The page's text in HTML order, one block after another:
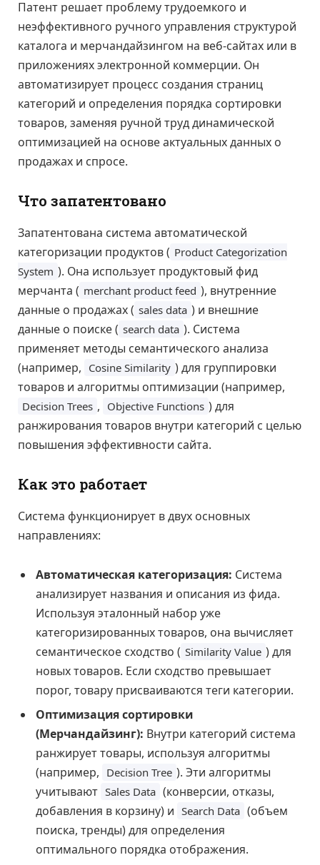
Патент решает проблему трудоемкого и
неэффективного ручного управления структурой
каталога и мерчандайзингом на веб-сайтах или в
приложениях электронной коммерции. Он
автоматизирует процесс создания страниц
категорий и определения порядка сортировки
товаров, заменяя ручной труд динамической
оптимизацией на основе актуальных данных о
продажах и спросе.
Что запатентовано
Запатентована система автоматической
категоризации продуктов ( Product Categorization
System ). Она использует продуктовый фид
мерчанта ( merchant product feed ), внутренние
данные о продажах ( sales data ) и внешние
данные о поиске ( search data ). Система
применяет методы семантического анализа
(например, Cosine Similarity ) для группировки
товаров и алгоритмы оптимизации (например,
Decision Trees , Objective Functions ) для
ранжирования товаров внутри категорий с целью
повышения эффективности сайта.
Как это работает
Система функционирует в двух основных
направлениях:
Автоматическая категоризация: Система
анализирует названия и описания из фида.
Используя эталонный набор уже
категоризированных товаров, она вычисляет
семантическое сходство ( Similarity Value ) для
новых товаров. Если сходство превышает
порог, товару присваиваются теги категории.
Оптимизация сортировки
(Мерчандайзинг): Внутри категорий система
ранжирует товары, используя алгоритмы
(например, Decision Tree ). Эти алгоритмы
учитывают Sales Data (конверсии, отказы,
добавления в корзину) и Search Data (объем
поиска, тренды) для определения
оптимального порядка отображения.